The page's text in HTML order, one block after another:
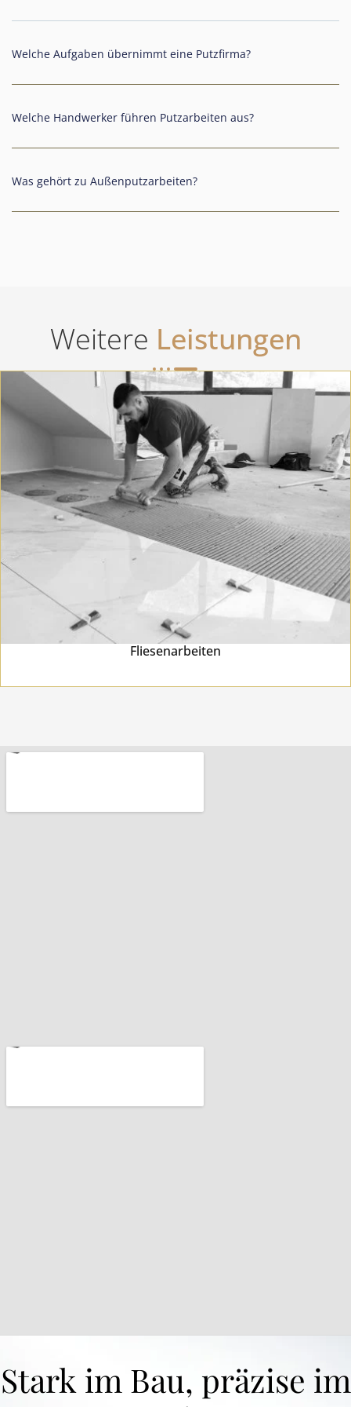
Welche Aufgaben übernimmt eine Putzfirma?
Welche Handwerker führen Putzarbeiten aus?
Was gehört zu Außenputzarbeiten?
Weitere Leistungen
Fliesenarbeiten
Stark im Bau, präzise im